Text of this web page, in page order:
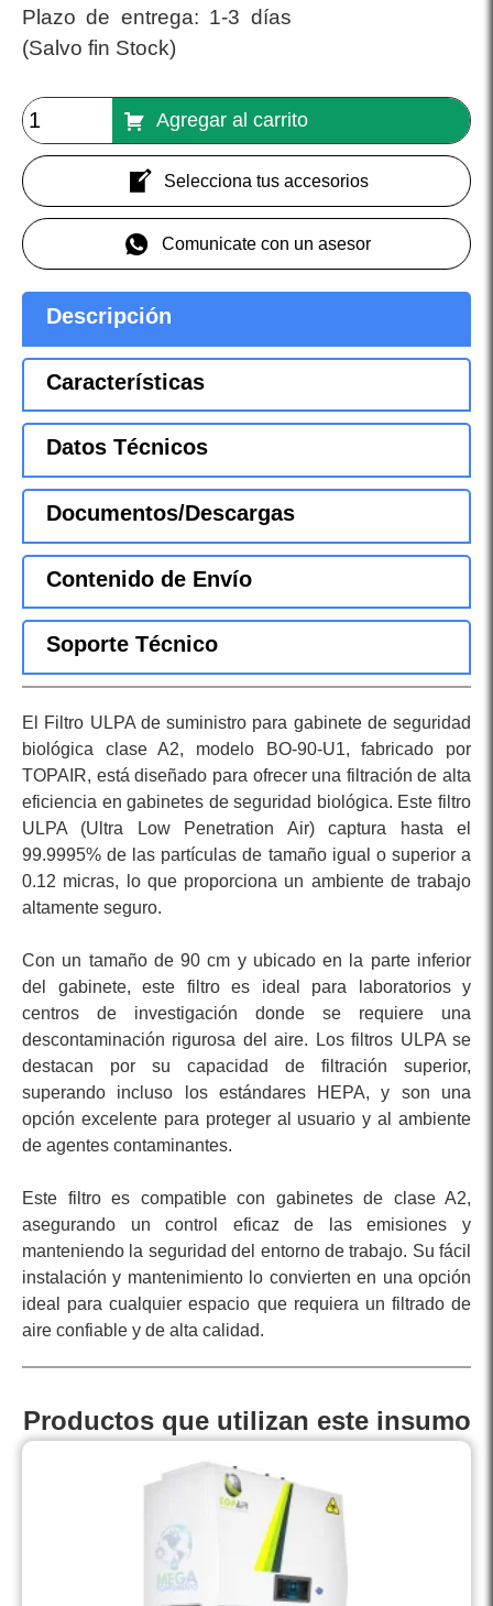
Plazo de entrega: 1-3 días
(Salvo fin Stock)
Agregar al carrito
Selecciona tus accesorios
Comunicate con un asesor
Descripción
Características
Datos Técnicos
Documentos/Descargas
Contenido de Envío
Soporte Técnico
El Filtro ULPA de suministro para gabinete de seguridad
biológica clase A2, modelo BO-90-U1, fabricado por
TOPAIR, está diseñado para ofrecer una filtración de alta
eficiencia en gabinetes de seguridad biológica. Este filtro
ULPA (Ultra Low Penetration Air) captura hasta el
99.9995% de las partículas de tamaño igual o superior a
0.12 micras, lo que proporciona un ambiente de trabajo
altamente seguro.
Con un tamaño de 90 cm y ubicado en la parte inferior
del gabinete, este filtro es ideal para laboratorios y
centros de investigación donde se requiere una
descontaminación rigurosa del aire. Los filtros ULPA se
destacan por su capacidad de filtración superior,
superando incluso los estándares HEPA, y son una
opción excelente para proteger al usuario y al ambiente
de agentes contaminantes.
Este filtro es compatible con gabinetes de clase A2,
asegurando un control eficaz de las emisiones y
manteniendo la seguridad del entorno de trabajo. Su fácil
instalación y mantenimiento lo convierten en una opción
ideal para cualquier espacio que requiera un filtrado de
aire confiable y de alta calidad.
Productos que utilizan este insumo